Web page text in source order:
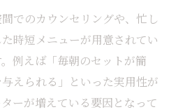
で感じるバーバースタイル
でのカウンセリングや、忙し
時短メニューが用意されてい
例えば「毎朝のセットが簡
えられる」といった実用性が
ーが増えている要因となって